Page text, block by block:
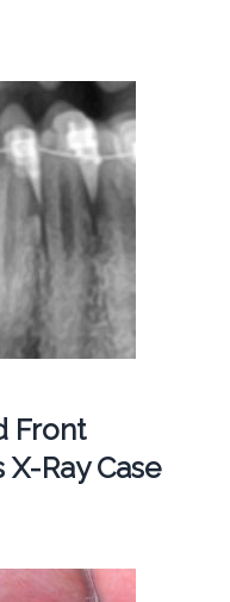
Front
Ray Case